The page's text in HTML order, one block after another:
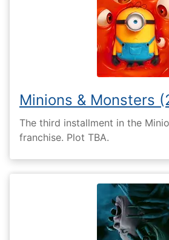
Minions & Monsters
The third installment in the
franchise. Plot TBA.